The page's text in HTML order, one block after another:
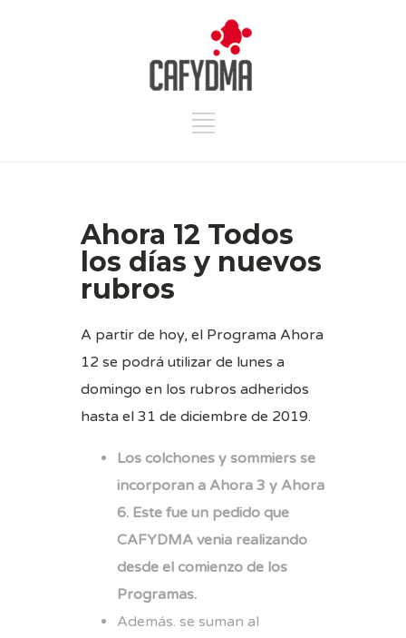
Ahora 12 Todos
los días y nuevos
rubros
A partir de hoy, el Programa Ahora
12 se podrá utilizar de lunes a
domingo en los rubros adheridos
hasta el 31 de diciembre de 2019.
Los colchones y sommiers se
incorporan a Ahora 3 y Ahora
6. Este fue un pedido que
CAFYDMA venia realizando
desde el comienzo de los
Programas.
Además. se suman al